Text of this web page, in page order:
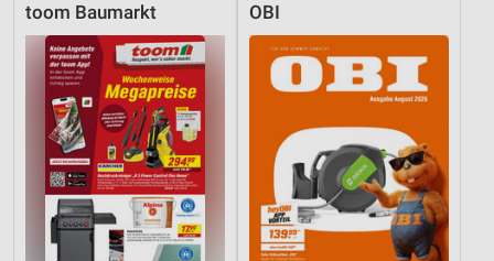
toom Baumarkt OBI
Kombinationen von Daten aus verschiedenen
Quellen
Entwicklung und Verbesserung der Angebote
Verwendung reduzierter Daten zur Auswahl von
Inhalten
IAB-Besonderheiten:
Verwendung genauer Standortdaten